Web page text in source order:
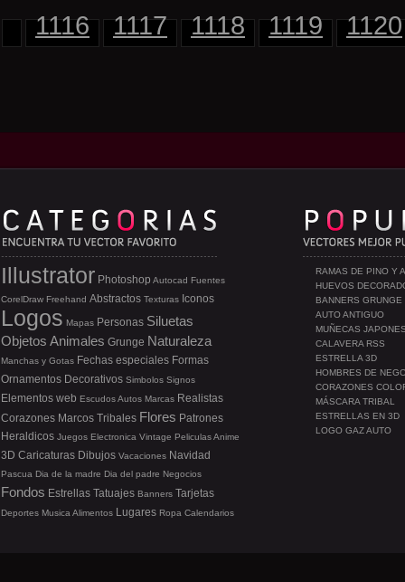
1116 1117 1118 1119 1120
RAMAS DE PINO Y
HUEVOS
BANNERS GRUNGE
AUTO ANTIGUO
MUÑECAS
CALAVERA RSS
ESTRELLA 3D
HOMBRES DE
CORAZONES
MÁSCARA TRIBAL
ESTRELLAS EN 3D
LOGO GAZ AUTO
Illustrator Photoshop Autocad Fuentes
CorelDraw Freehand Abstractos Texturas Iconos
Logos Mapas Personas Siluetas
Objetos Animales Grunge Naturaleza
Manchas y Gotas Fechas especiales Formas
Ornamentos Decorativos Simbolos Signos
Elementos web EscudosAutos Marcas Realistas
Corazones Marcos Tribales Flores Patrones
Heraldicos Juegos Electronica Vintage PeliculasAnime
3D Caricaturas Dibujos Vacaciones Navidad
Pascua Dia de la madre Dia del padre Negocios
Fondos Estrellas Tatuajes Banners Tarjetas
Deportes Musica Alimentos Lugares Ropa Calendarios